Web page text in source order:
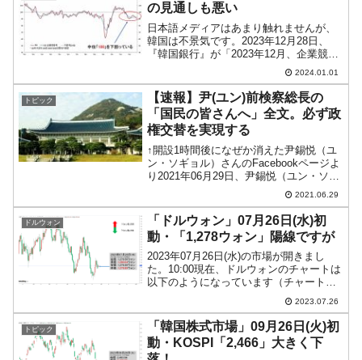
の見通しも悪い
日本語メディアはあまり触れませんが、
韓国は不景気です。2023年12月28日、
『韓国銀行』が「2023年12月、企業競技
実績指数（BSI）および経済心理指数
（ESI）」を公表したのですが、これに
も如実に韓国の不景気具合が表れていま
す。以下が...
2024.01.01
トピック
【速報】尹(ユン)前検察総長の
「国民の皆さんへ」全文。必ず政
権交替を実現する
↑開設1時間後になぜか消えた尹錫悦（ユ
ン・ソギョル）さんのFacebookページよ
り2021年06月29日、尹錫悦（ユン・ソギ
ョル）前検察総長が韓国の次期大統領選
挙に出馬することを宣言しました。会場
には出馬を応援する人が多数集い、尹さ
んは「...
2021.06.29
ドルウォン
「ドルウォン」07月26日(水)初
動・「1,278ウォン」陽線ですが
2023年07月26日(水)の市場が開きまし
た。10:00現在、ドルウォンのチャートは
以下のようになっています（チャートは
『Investing.com』より引用）。結局、前
日は陰線のママで終わり、本日はそれを
受けてのスタートです。現在のとこ...
2023.07.26
トピック
「韓国株式市場」09月26日(火)初
動・KOSPI「2,466」大きく下